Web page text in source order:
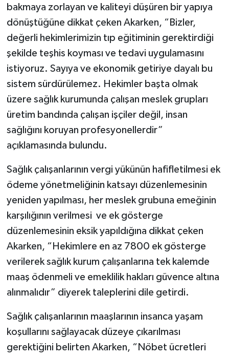
bakmaya zorlayan ve kaliteyi düşüren bir yapıya
dönüştüğüne dikkat çeken Akarken, “Bizler,
değerli hekimlerimizin tıp eğitiminin gerektirdiği
şekilde teşhis koyması ve tedavi uygulamasını
istiyoruz. Sayıya ve ekonomik getiriye dayalı bu
sistem sürdürülemez. Hekimler başta olmak
üzere sağlık kurumunda çalışan meslek grupları
üretim bandında çalışan işçiler değil, insan
sağlığını koruyan profesyonellerdir”
açıklamasında bulundu.
Sağlık çalışanlarının vergi yükünün hafifletilmesi ek
ödeme yönetmeliğinin katsayı düzenlemesinin
yeniden yapılması, her meslek grubuna emeğinin
karşılığının verilmesi ve ek gösterge
düzenlemesinin eksik yapıldığına dikkat çeken
Akarken, “Hekimlere en az 7800 ek gösterge
verilerek sağlık kurum çalışanlarına tek kalemde
maaş ödenmeli ve emeklilik hakları güvence altına
alınmalıdır” diyerek taleplerini dile getirdi.
Sağlık çalışanlarının maaşlarının insanca yaşam
koşullarını sağlayacak düzeye çıkarılması
gerektiğini belirten Akarken, “Nöbet ücretleri